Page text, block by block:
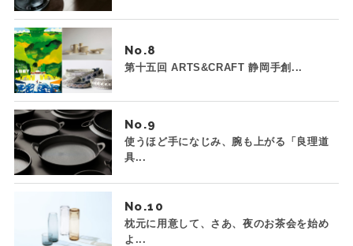
No.
第十五回 ARTS&CRAFT 静岡手創...
No.
使うほど手になじみ、腕も上がる「良理道
具...
No.
枕元に用意して、さあ、夜のお茶会を始め
よ...